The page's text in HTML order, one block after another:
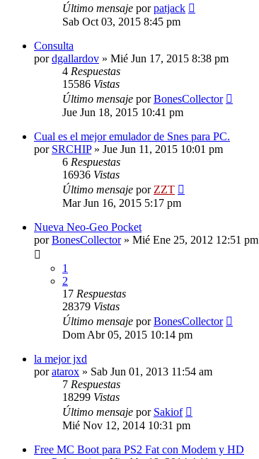
Último mensaje porpatjack
Sab Oct 03, 2015 8:45 pm
Consulta
pordgallardov » Mié Jun 17, 2015 8:38 pm
4 Respuestas
15586 Vistas
Último mensaje porBonesCollector
Jue Jun 18, 2015 10:41 pm
Cual es el mejor emulador de Snes para PC.
por SRCHIP» Jue Jun 11, 2015 10:01 pm
6 Respuestas
16936 Vistas
Último mensaje por ZZT
Mar Jun 16, 2015 5:17 pm
Nueva Neo-Geo Pocket
porBonesCollector» Mié Ene 25, 2012 12:51 pm
1
2
17 Respuestas
28379 Vistas
Último mensaje porBonesCollector
Dom Abr 05, 2015 10:14 pm
la mejor jxd
poratarox » Sab Jun 01, 2013 11:54 am
7 Respuestas
18299 Vistas
Último mensaje por Sakiof
Mié Nov 12, 2014 10:31 pm
Free MC Boot para PS2 Fat con Modem y HD